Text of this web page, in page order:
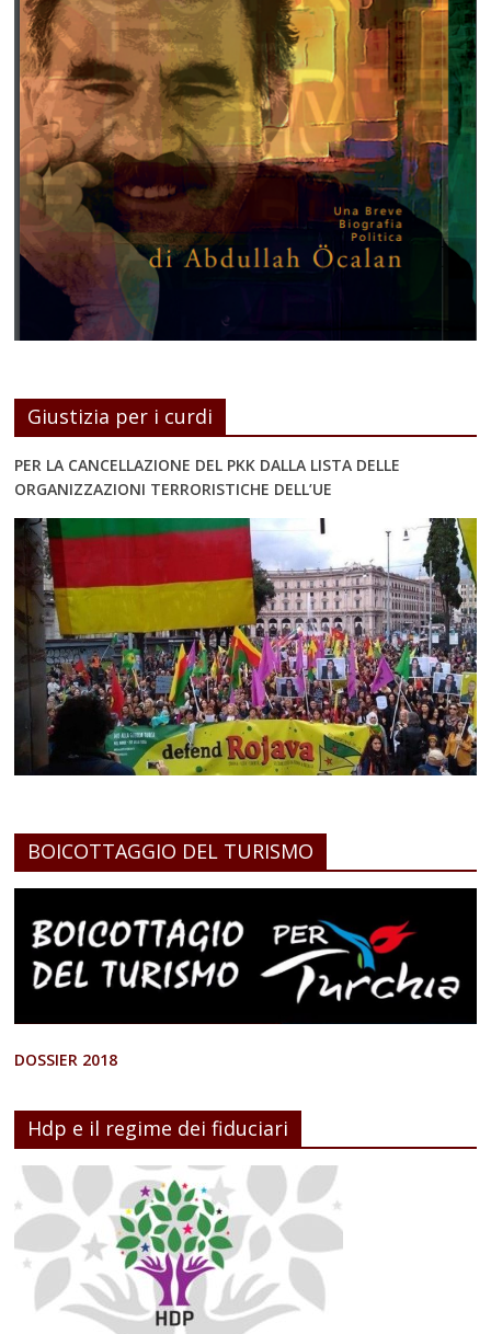
Giustizia per i curdi
PER LA CANCELLAZIONE DEL PKK DALLA LISTA DELLE
ORGANIZZAZIONI TERRORISTICHE DELL’UE
BOICOTTAGGIO DEL TURISMO
DOSSIER 2018
Hdp e il regime dei fiduciari